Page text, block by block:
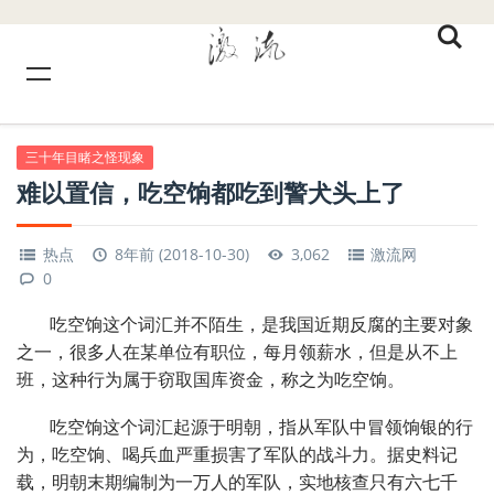
三十年目睹之怪现象
难以置信，吃空饷都吃到警犬头上了
热点 8年前 (2018-10-30) 3,062
激流网
0
吃空饷这个词汇并不陌生，是我国近期反腐的主要对象
之一，很多人在某单位有职位，每月领薪水，但是从不上
班，这种行为属于窃取国库资金，称之为吃空饷。
吃空饷这个词汇起源于明朝，指从军队中冒领饷银的行
为，吃空饷、喝兵血严重损害了军队的战斗力。据史料记
载，明朝末期编制为一万人的军队，实地核查只有六七千